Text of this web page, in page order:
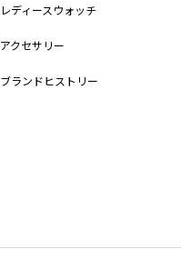
レディースウォッチ
アクセサリー
ブランドヒストリー